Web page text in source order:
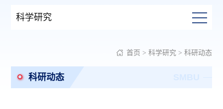
科学研究
首页 > 科学研究> 科研动态
科研动态